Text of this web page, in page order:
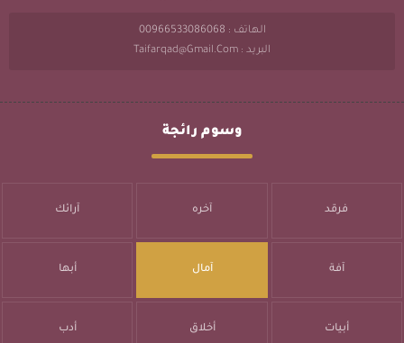
الهاتف : 00966533086068
البريد : Taifarqad@gmail.com
وسوم رائجة
فرقد آخره آرائك
آفة آمال أبها
أبيات أخلاق أدب